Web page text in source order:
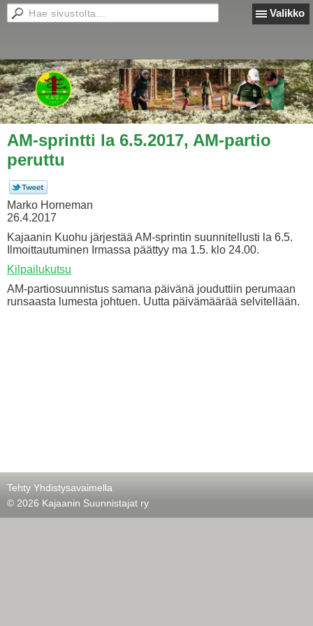
Valikko
AM-sprintti la 6.5.2017, AM-partio
peruttu
Marko Horneman
26.4.2017
Kajaanin Kuohu järjestää AM-sprintin suunnitellusti la 6.5.
Ilmoittautuminen Irmassa päättyy ma 1.5. klo 24.00.
Kilpailukutsu
AM-partiosuunnistus samana päivänä jouduttiin perumaan
runsaasta lumesta johtuen. Uutta päivämäärää selvitellään.
Tehty Yhdistysavaimella
© 2026 Kajaanin Suunnistajat ry